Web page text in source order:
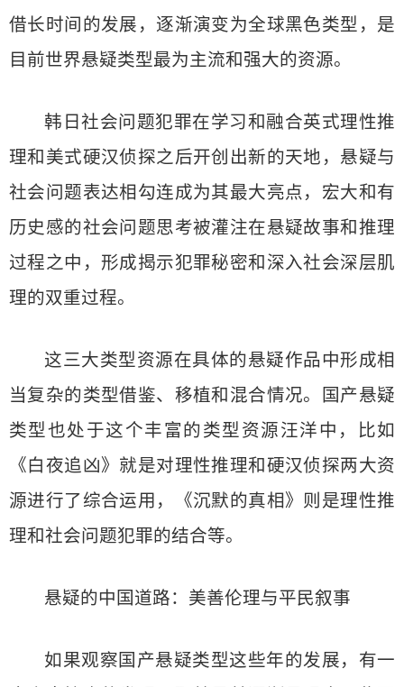
借长时间的发展，逐渐演变为全球黑色类型，是
目前世界悬疑类型最为主流和强大的资源。
韩日社会问题犯罪在学习和融合英式理性推
理和美式硬汉侦探之后开创出新的天地，悬疑与
社会问题表达相勾连成为其最大亮点，宏大和有
历史感的社会问题思考被灌注在悬疑故事和推理
过程之中，形成揭示犯罪秘密和深入社会深层肌
理的双重过程。
这三大类型资源在具体的悬疑作品中形成相
当复杂的类型借鉴、移植和混合情况。国产悬疑
类型也处于这个丰富的类型资源汪洋中，比如
《白夜追凶》就是对理性推理和硬汉侦探两大资
源进行了综合运用，《沉默的真相》则是理性推
理和社会问题犯罪的结合等。
悬疑的中国道路：美善伦理与平民叙事
如果观察国产悬疑类型这些年的发展，有一